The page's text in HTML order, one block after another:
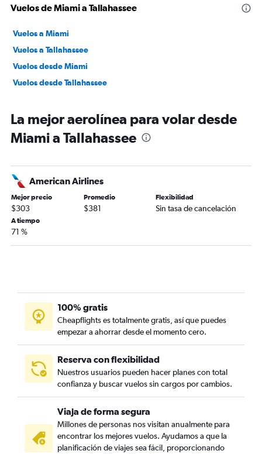
Vuelos de Miami a Tallahassee
Vuelos a Miami
Vuelos a Tallahassee
Vuelos desde Miami
Vuelos desde Tallahassee
La mejor aerolínea para volar desde
Miami a Tallahassee
American Airlines
Mejor precio
$303
Promedio
$381
Flexibilidad
Sin tasa de cancelación
A tiempo
71 %
100% gratis
Cheapflights es totalmente gratis, así que puedes
empezar a ahorrar desde el momento cero.
Reserva con flexibilidad
Nuestros usuarios pueden hacer planes con total
confianza y buscar vuelos sin cargos por cambios.
Viaja de forma segura
Millones de personas nos visitan anualmente para
encontrar los mejores vuelos. Ayudamos a que la
planificación de viajes sea fácil, proporcionando